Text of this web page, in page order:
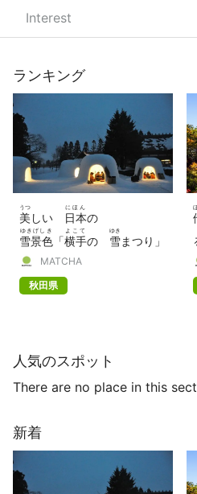
Interest
ランキング
美
うつ
しい 日本
にほん
の
雪景色
ゆきげしき
「横手
よこて
の 雪
ゆき
まつり」
【2022年】
MATCHA
秋田県
人気のスポット
There are no place in this
新着